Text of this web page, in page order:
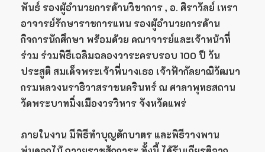
พันธ์ รองผู้อำนวยการด้านวิชาการ , อ. ศิราวัลย์ เหรา
อาจารย์รักษาราชการแทน รองผู้อำนวยการด้าน
กิจการนักศึกษา พร้อมด้วย คณาจารย์และเจ้าหน้าที่
ร่วม ร่วมพิธีเฉลิมฉลองวาระครบรอบ 100 ปี วัน
ประสูติ สมเด็จพระเจ้าพี่นางเธอ เจ้าฟ้ากัลยาณิวัฒนา
กรมหลวงนราธิวาสราชนครินทร์ ณ ศาลาพุทธสถาน
วัดพระบาทมิ่งเมืองวรวิหาร จังหวัดแพร่
ภายในงาน มีพิธีทำบุญตักบาตร และพิธีวางพาน